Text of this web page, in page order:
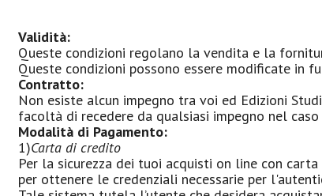
Validità:
Queste condizioni regolano la vendita e la
Queste condizioni possono essere modificate in
Contratto:
Non esiste alcun impegno tra voi ed Edizioni
facoltà di recedere da qualsiasi impegno nel
Modalità di Pagamento:
1)Carta di credito
Per la sicurezza dei tuoi acquisti on line con
per ottenere le credenziali necessarie per